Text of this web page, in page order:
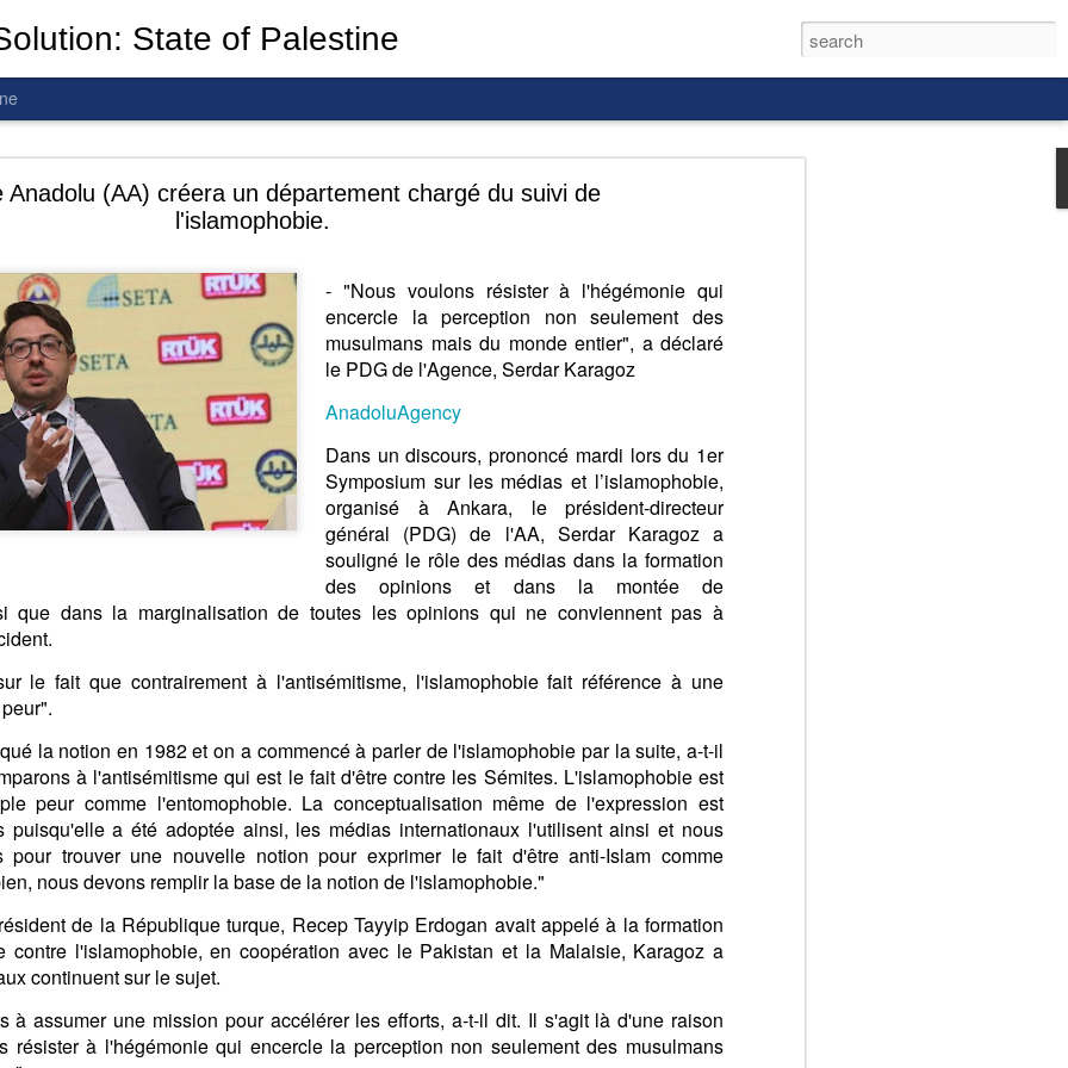
Anadolu (AA) créera un département chargé du suivi de
l'islamophobie.
- "Nous voulons résister à l'hégémonie qui
encercle la perception non seulement des
musulmans mais du monde entier", a déclaré
le PDG de l'Agence, Serdar Karagoz
AnadoluAgency
Dans un discours, prononcé mardi lors du 1er
Symposium sur les médias et l’islamophobie,
organisé à Ankara, le président-directeur
général (PDG) de l'AA, Serdar Karagoz a
souligné le rôle des médias dans la formation
des opinions et dans la montée de
que dans la marginalisation de toutes les opinions qui ne conviennent pas à
le fait que contrairement à l'antisémitisme, l'islamophobie fait référence à une
la notion en 1982 et on a commencé à parler de l'islamophobie par la suite, a-t-il
à l'antisémitisme qui est le fait d'être contre les Sémites. L'islamophobie est
peur comme l'entomophobie. La conceptualisation même de l'expression est
puisqu'elle a été adoptée ainsi, les médias internationaux l'utilisent ainsi et nous
pour trouver une nouvelle notion pour exprimer le fait d'être anti-Islam comme
nous devons remplir la base de la notion de l'islamophobie."
de la République turque, Recep Tayyip Erdogan avait appelé à la formation
contre l'islamophobie, en coopération avec le Pakistan et la Malaisie, Karagoz a
continuent sur le sujet.
à assumer une mission pour accélérer les efforts, a-t-il dit. Il s'agit là d'une raison
résister à l'hégémonie qui encercle la perception non seulement des musulmans
State of Palestine
To The Wars: Gaza, Iran and Lebanon.
The butcher has been fooling you. He is ghosted by the world, and it
you are in the same boat. A new guy is coming.
it, you end it.
a line you cannot cross—negotiation is the best option.
Fi. Fair winds and following seas.
éga ité, frate
nité.
solutions to Gaza, Iran and Lebanon.
Iran nor Lebanon will be the next Gaza.
to Palestine, and it will not be a Vegas-ification.
belongs to Palestinians.
dark web.